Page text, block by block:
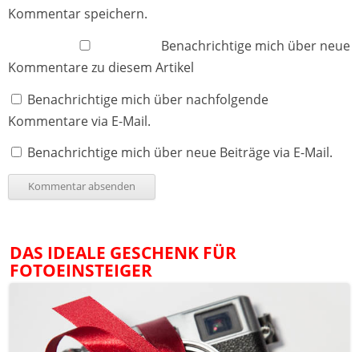
Kommentar speichern.
Benachrichtige mich über neue
Kommentare zu diesem Artikel
Benachrichtige mich über nachfolgende
Kommentare via E-Mail.
Benachrichtige mich über neue Beiträge via E-Mail.
DAS IDEALE GESCHENK FÜR
FOTOEINSTEIGER